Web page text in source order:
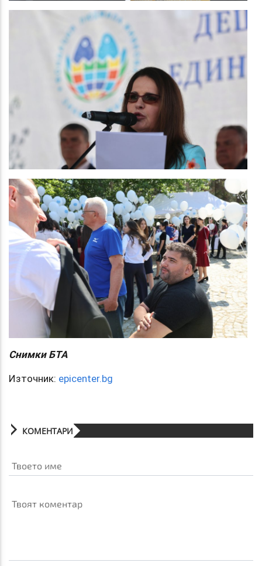
Снимки БТА
Източник: epicenter.bg
КОМЕНТАРИ
Твоето име
Твоят коментар